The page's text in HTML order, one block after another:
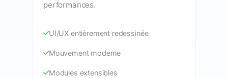
performances.
UI/UX entièrement redessinée
Mouvement moderne
Modules extensibles